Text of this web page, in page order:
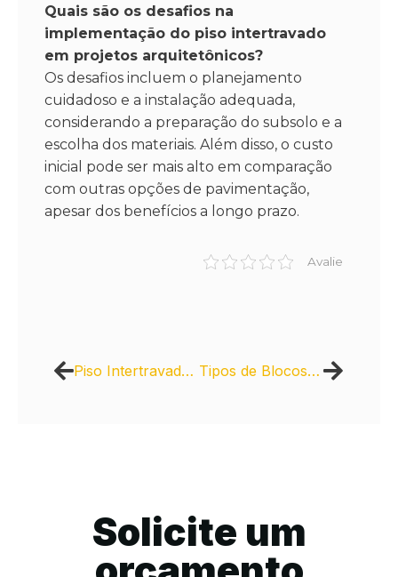
Quais são os desafios na
implementação do piso intertravado
em projetos arquitetônicos?
Os desafios incluem o planejamento
cuidadoso e a instalação adequada,
considerando a preparação do subsolo e a
escolha dos materiais. Além disso, o custo
inicial pode ser mais alto em comparação
com outras opções de pavimentação,
apesar dos benefícios a longo prazo.
Avalie
Piso Intertravado e Sustentabilidade Tipos de Blocos de Concreto e suas aplicações em grandes obras
Solicite um